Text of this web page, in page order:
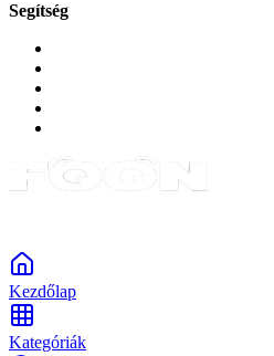
Segítség
Kezdőlap
Kategóriák